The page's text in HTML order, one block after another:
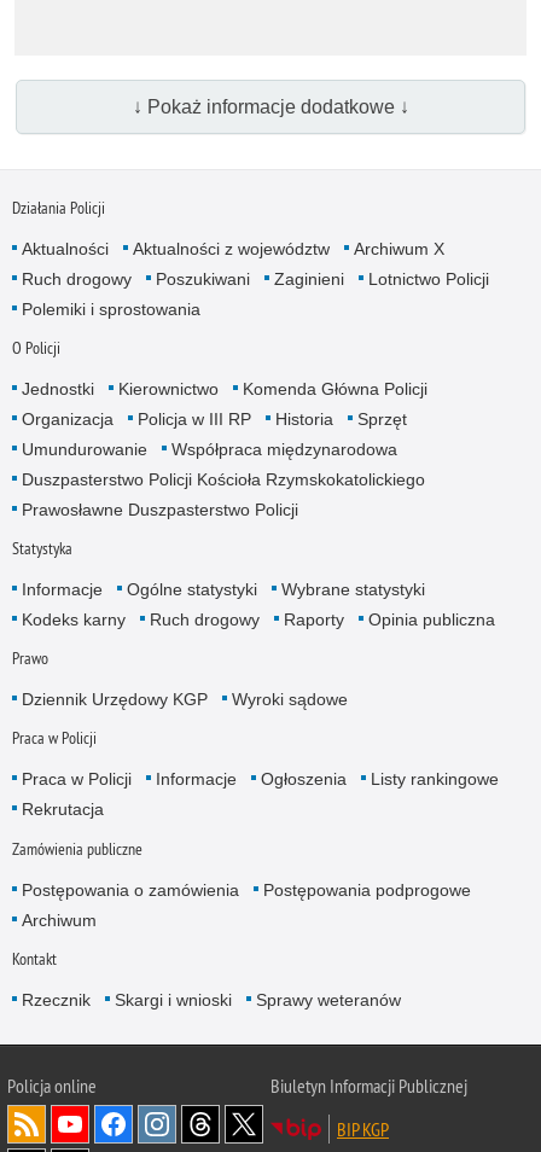
↓ Pokaż informacje dodatkowe ↓
Działania Policji
Aktualności Aktualności z województw
Archiwum X
Ruch drogowy
Poszukiwani Zaginieni
Lotnictwo Policji
Polemiki i sprostowania
O Policji
Jednostki Kierownictwo
Komenda Główna Policji
Organizacja
Policja w III RP Historia
Sprzęt
Umundurowanie
Współpraca międzynarodowa
Duszpasterstwo Policji Kościoła Rzymskokatolickiego
Prawosławne Duszpasterstwo Policji
Statystyka
Informacje Ogólne statystyki
Wybrane statystyki
Kodeks karny
Ruch drogowy Raporty Opinia publiczna
Prawo
Dziennik Urzędowy KGP Wyroki sądowe
Praca w Policji
Praca w Policji Informacje Ogłoszenia
Listy rankingowe
Rekrutacja
Zamówienia publiczne
Postępowania o zamówienia
Postępowania podprogowe
Archiwum
Kontakt
Rzecznik Skargi i wnioski Sprawy weteranów
Policjaonline
Biuletyn Informacji Publicznej
BIP KGP